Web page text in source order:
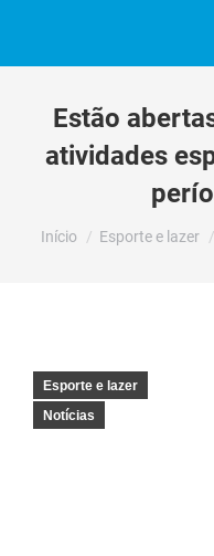
Estão
atividades
Você está aqui:
Início Esporte e lazer
Esporte e lazer
Notícias